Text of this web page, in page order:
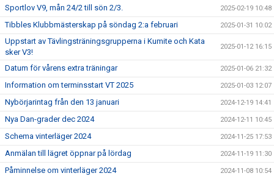
Sportlov V9, mån 24/2 till sön 2/3. 2025-02-19 10:48
Tibbles Klubbmästerskap på söndag 2:a februari 2025-01-31 10:02
Uppstart av Tävlingsträningsgrupperna i Kumite och Kata
sker V3!
2025-01-12 16:15
Datum för vårens extra träningar 2025-01-06 21:32
Information om terminsstart VT 2025 2025-01-03 12:07
Nybörjarintag från den 13 januari 2024-12-19 14:41
Nya Dan-grader dec 2024 2024-12-11 10:45
Schema vinterläger 2024 2024-11-25 17:53
Anmälan till lägret öppnar på lördag 2024-11-19 11:30
Påminnelse om vinterläger 2024 2024-11-08 10:54